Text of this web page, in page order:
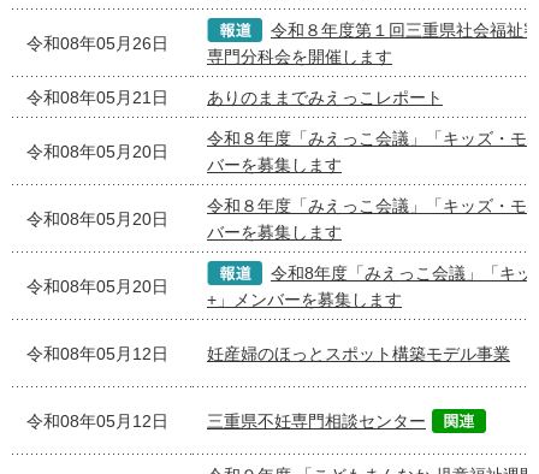
令和08年05月26日
令和８年度第１回三重県社会福祉
専門分科会を開催します
令和08年05月21日 ありのままでみえっこレポート
令和08年05月20日
令和８年度「みえっこ会議」「キッズ・モ
バーを募集します
令和08年05月20日
令和８年度「みえっこ会議」「キッズ・モ
バーを募集します
令和08年05月20日
令和8年度「みえっこ会議」「キッ
+」メンバーを募集します
令和08年05月12日 妊産婦のほっとスポット構築モデル事業
令和08年05月12日 三重県不妊専門相談センター